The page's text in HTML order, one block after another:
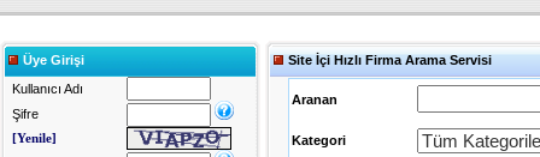
Üye Girişi
Kullanıcı Adı
Şifre
[Yenile]
Site İçi Hızlı Firma Arama Servisi
Aranan
Kategori